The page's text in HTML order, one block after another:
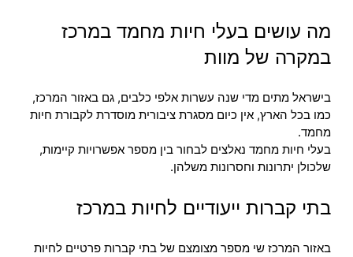
מה עושים בעלי חיות מחמד במרכז
במקרה של מוות
בישראל מתים מדי שנה עשרות אלפי כלבים, גם באזור המרכז,
כמו בכל הארץ, אין כיום מסגרת ציבורית מוסדרת לקבורת חיות
מחמד.
בעלי חיות מחמד נאלצים לבחור בין מספר אפשרויות קיימות,
שלכולן יתרונות וחסרונות משלהן.
בתי קברות ייעודיים לחיות במרכז
באזור המרכז שי מספר מצומצם של בתי קברות פרטיים לחיות